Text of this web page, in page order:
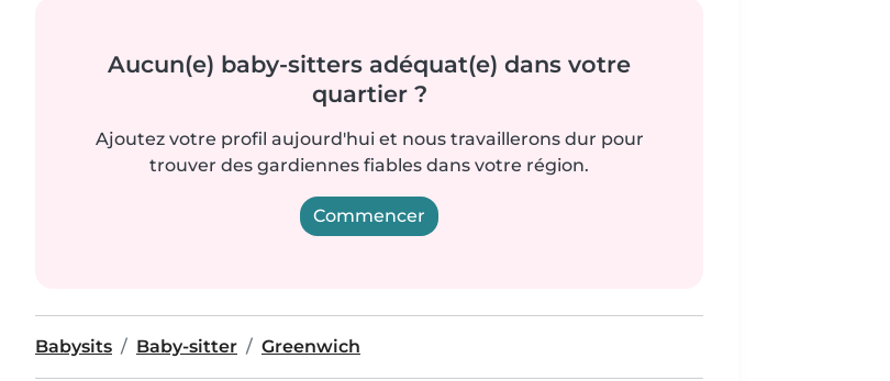
Aucun(e) baby-sitters adéquat(e) dans votre
quartier ?
Ajoutez votre profil aujourd'hui et nous travaillerons dur pour
trouver des gardiennes fiables dans votre région.
Commencer
Babysits Baby-sitter Greenwich